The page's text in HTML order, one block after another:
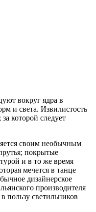
вокруг ядра в
и света. Извилистость
которой следует
своим необычным
покрытые
и в то же время
мечется в танце
дизайнерское
производителя
пользу светильников